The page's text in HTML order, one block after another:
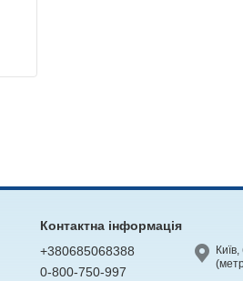
Контактна інформація
+380685068388
0-800-750-997